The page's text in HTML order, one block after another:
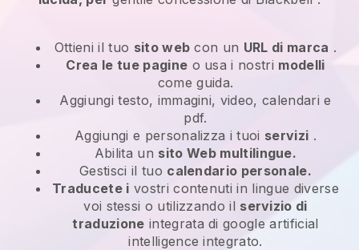
Ottieni il tuo sito web con un URL di marca .
Crea le tue pagine o usa i nostri modelli
come guida.
Aggiungi testo, immagini, video, calendari e
pdf.
Aggiungi e personalizza i tuoi servizi .
Abilita un sito Web multilingue.
Gestisci il tuo calendario personale.
Traducete i vostri contenuti in lingue diverse
voi stessi o utilizzando il servizio di
traduzione integrata di google artificial
intelligence integrato.